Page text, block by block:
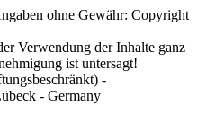
ohne Gewähr: Copyright
Verwendung der Inhalte ganz
ist untersagt!
-
- Germany